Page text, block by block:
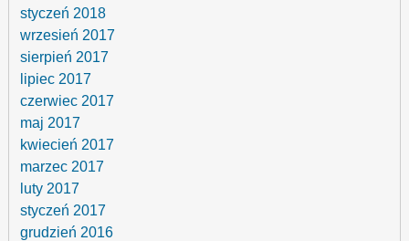
styczeń 2018
wrzesień 2017
sierpień 2017
lipiec 2017
czerwiec 2017
maj 2017
kwiecień 2017
marzec 2017
luty 2017
styczeń 2017
grudzień 2016